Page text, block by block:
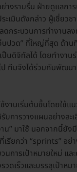
ย่างราบรื่น ฝ่ายดูแลก
ะเมินดังกล่าว ผู้เชี่ยว
กระบวนการทำงานล
บปวด” ที่ใหญ่ที่สุด ด้า
ป็นดิจิทัลได้ โดยทำง
ทีมจึงได้ร่วมกันพัฒน
ช้งานเริ่มต้นขึ้นโดยใ
บการวางแผนอย่างล
น” มาใช้ นอกจากนี้ยั
เรียกว่า “sprints” อ
นการเป้าหมายใหม่ แ
ดเร็วและบรรลุเป้าหม